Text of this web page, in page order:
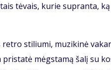
tėvais, kurie supranta,
stiliumi, muzikinė
mėgstamą šalį su